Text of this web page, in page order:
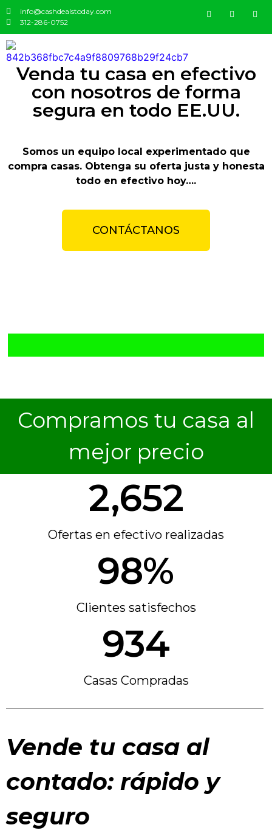
info@cashdealstoday.com
312-286-0752
Venda tu casa en efectivo
con nosotros de forma
segura en todo EE.UU.
Somos un equipo local experimentado que
compra casas. Obtenga su oferta justa y honesta
todo en efectivo hoy….
CONTÁCTANOS
Compramos tu casa al
mejor precio
2,652
Ofertas en efectivo realizadas
98%
Clientes satisfechos
934
Casas Compradas
Vende tu casa al
contado: rápido y
seguro